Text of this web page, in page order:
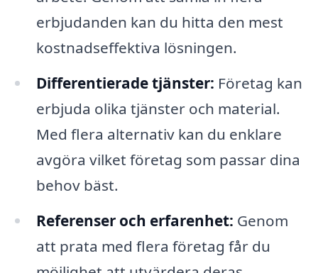
erbjudanden kan du hitta den mest
kostnadseffektiva lösningen.
Differentierade tjänster: Företag kan
erbjuda olika tjänster och material.
Med flera alternativ kan du enklare
avgöra vilket företag som passar dina
behov bäst.
Referenser och erfarenhet: Genom
att prata med flera företag får du